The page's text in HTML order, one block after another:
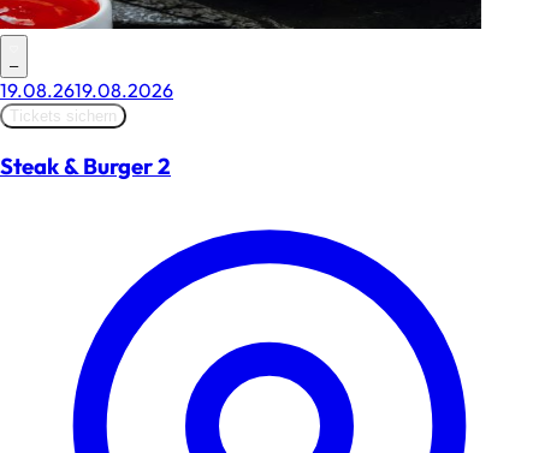
–
19.08.2619.08.2026
Tickets sichern
Steak & Burger 2